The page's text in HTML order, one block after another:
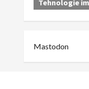
Tehnologie
Mastodon